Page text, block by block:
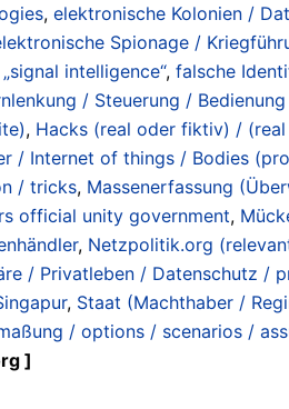
, elektronische Kolonien /
Spionage /
intelligence“, falsche
/ Steuerung /
, Hacks (real oder fiktiv) /
/ Internet of things / Bodies
/ tricks, Massenerfassung
official unity government,
, Netzpolitik.org
/ Privatleben / Datenschutz /
, Staat (Machthaber /
/ options / scenarios /
]